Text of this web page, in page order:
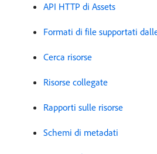
API HTTP di Assets
Formati di file supportati
Cerca risorse
Risorse collegate
Rapporti sulle risorse
Schemi di metadati